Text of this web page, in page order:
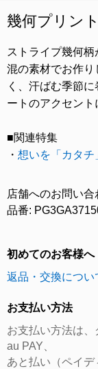
幾何プリン
ストライプ幾何
混の素材でお作り
く、汗ばむ季節
ートのアクセント
■関連特集
・ 想いを「カタチ
店舗へのお問い合
品番:
初めてのお客様へ
返品・交換につい
お支払い方法
お支払い方法は、
au PAY、
あと払い（ペイ